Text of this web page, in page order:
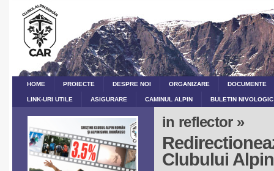
HOME PROIECTE DESPRE NOI ORGANIZARE DOCUMENTE
LINK-URI UTILE ASIGURARE CAMINUL ALPIN BULETIN
in reflector »
Clubului